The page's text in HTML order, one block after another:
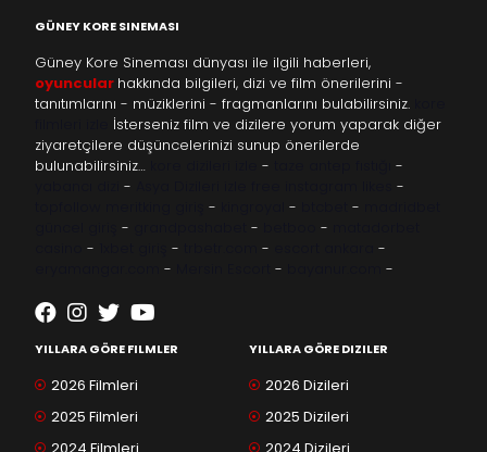
GÜNEY KORE SINEMASI
Güney Kore Sineması dünyası ile ilgili haberleri,
oyuncular hakkında bilgileri, dizi ve film önerilerini -
tanıtımlarını - müziklerini - fragmanlarını bulabilirsiniz.
İsterseniz film ve dizilere yorum yaparak diğer
ziyaretçilere düşüncelerinizi sunup önerilerde
bulunabilirsiniz…
-
-
-
-
- - -
- - -
- - -
-
- - -
YILLARA GÖRE FILMLER
2026 Filmleri
2025 Filmleri
2024 Filmleri
YILLARA GÖRE DIZILER
2026 Dizileri
2025 Dizileri
2024 Dizileri